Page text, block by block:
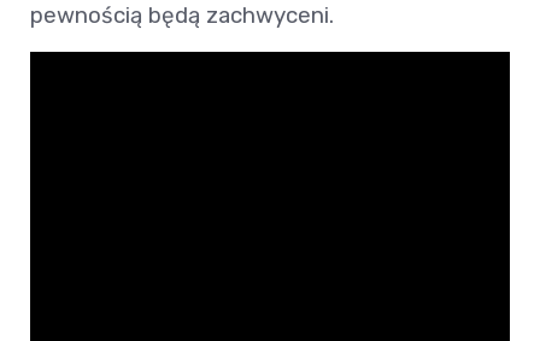
pewnością będą zachwyceni.